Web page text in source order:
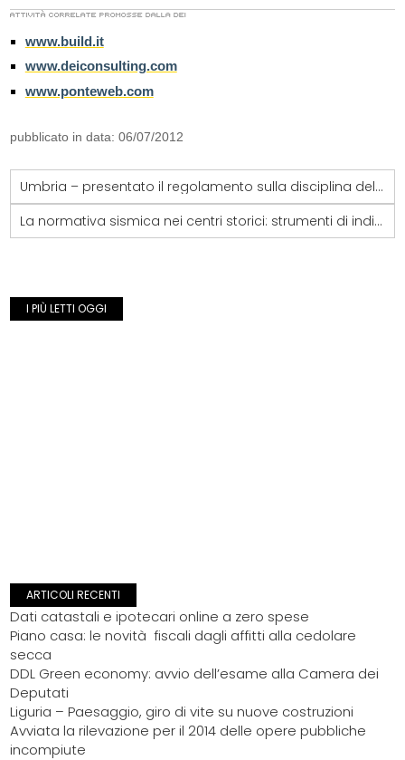
www.build.it
www.deiconsulting.com
www.ponteweb.com
pubblicato in data: 06/07/2012
Umbria – presentato il regolamento sulla disciplina della qualità nella progettazione architettonica
La normativa sismica nei centri storici: strumenti di indirizzo per l’applicazione
I PIÙ LETTI OGGI
ARTICOLI RECENTI
Dati catastali e ipotecari online a zero spese
Piano casa: le novità fiscali dagli affitti alla cedolare
secca
DDL Green economy: avvio dell’esame alla Camera dei
Deputati
Liguria – Paesaggio, giro di vite su nuove costruzioni
Avviata la rilevazione per il 2014 delle opere pubbliche
incompiute